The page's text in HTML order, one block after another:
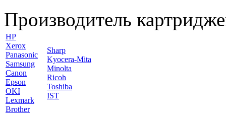
Производитель
HP
Xerox
Panasonic
Samsung
Canon
Epson
OKI
Lexmark
Brother
Sharp
Kyocera-Mita
Minolta
Ricoh
Toshiba
IST